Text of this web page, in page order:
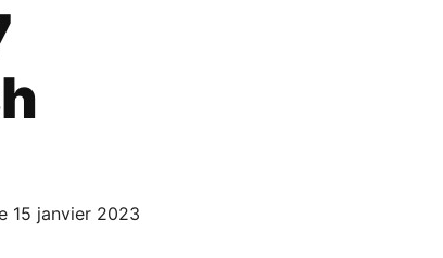
15 janvier 2023